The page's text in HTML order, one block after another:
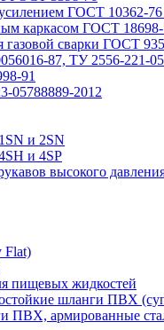
ГОСТ 10362-
каркасом ГОСТ
газовой сварки ГОСТ
87, ТУ 2556-221-
91
05788889-2012
и 2SN
и 4SP
высокого
Flat)
пищевых жидкостей
шланги ПВХ
ПВХ, армированные